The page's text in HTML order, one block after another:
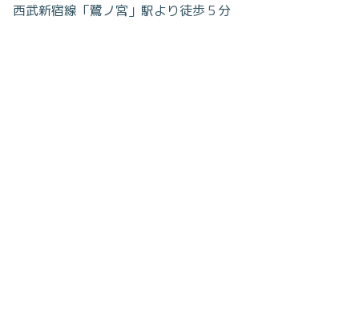
西武新宿線「鷺ノ宮」駅より徒歩５分